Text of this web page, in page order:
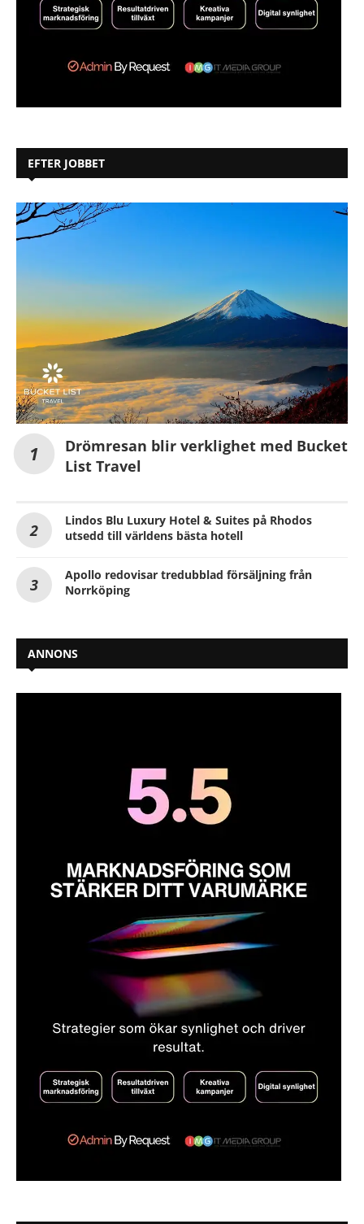
EFTER JOBBET
Drömresan blir verklighet med Bucket
List Travel
Lindos Blu Luxury Hotel & Suites på Rhodos
utsedd till världens bästa hotell
Apollo redovisar tredubblad försäljning från
Norrköping
ANNONS